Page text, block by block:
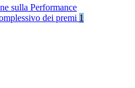
sulla Performance
dei premi 1